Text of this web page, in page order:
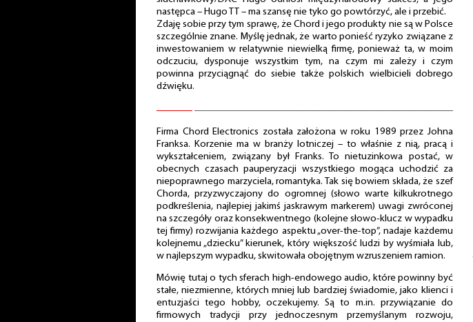
następca – Hugo TT – ma szansę nie tyko go powtórzyć, ale i przebić.
Zdaję sobie przy tym sprawę, że Chord i jego produkty nie są w Polsce
szczególnie znane. Myślę jednak, że warto ponieść ryzyko związane z
inwestowaniem w relatywnie niewielką firmę, ponieważ ta, w moim
odczuciu, dysponuje wszystkim tym, na czym mi zależy i czym
powinna przyciągnąć do siebie także polskich wielbicieli dobrego
dźwięku.
Firma Chord Electronics została założona w roku 1989 przez Johna
Franksa. Korzenie ma w branży lotniczej – to właśnie z nią, pracą i
wykształceniem, związany był Franks. To nietuzinkowa postać, w
obecnych czasach pauperyzacji wszystkiego mogąca uchodzić za
niepoprawnego marzyciela, romantyka. Tak się bowiem składa, że szef
Chorda, przyzwyczajony do ogromnej (słowo warte kilkukrotnego
podkreślenia, najlepiej jakimś jaskrawym markerem) uwagi zwróconej
na szczegóły oraz konsekwentnego (kolejne słowo-klucz w wypadku
tej firmy) rozwijania każdego aspektu „over-the-top”, nadaje każdemu
kolejnemu „dziecku” kierunek, który większość ludzi by wyśmiała lub,
w najlepszym wypadku, skwitowała obojętnym wzruszeniem ramion.
Mówię tutaj o tych sferach high-endowego audio, które powinny być
stałe, niezmienne, których mniej lub bardziej świadomie, jako klienci i
entuzjaści tego hobby, oczekujemy. Są to m.in. przywiązanie do
firmowych tradycji przy jednoczesnym przemyślanym rozwoju,